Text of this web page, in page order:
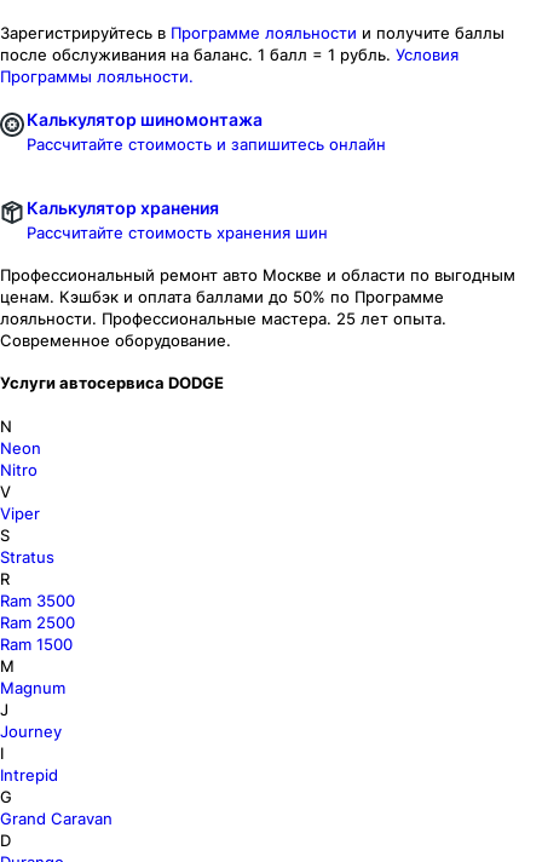
Зарегистрируйтесь в Программе лояльности и получите баллы
после обслуживания на баланс. 1 балл = 1 рубль. Условия
Программы лояльности.
Калькулятор шиномонтажа
Рассчитайте стоимость и запишитесь онлайн
Калькулятор хранения
Рассчитайте стоимость хранения шин
Профессиональный ремонт авто Москве и области по выгодным
ценам. Кэшбэк и оплата баллами до 50% по Программе
лояльности. Профессиональные мастера. 25 лет опыта.
Современное оборудование.
Услуги автосервиса DODGE
N
Neon
Nitro
V
Viper
S
Stratus
R
Ram 3500
Ram 2500
Ram 1500
M
Magnum
J
Journey
I
Intrepid
G
Grand Caravan
D